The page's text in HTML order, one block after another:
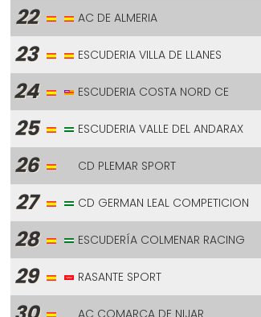
22 AC DE ALMERIA
23 ESCUDERIA VILLA DE LLANES
24 ESCUDERIA COSTA NORD CE
25 ESCUDERIA VALLE DEL ANDARAX
26 CD PLEMAR SPORT
27 CD GERMAN LEAL COMPETICION
28 ESCUDERÍA COLMENAR RACING
29 RASANTE SPORT
AC COMARCA DE NIJAR